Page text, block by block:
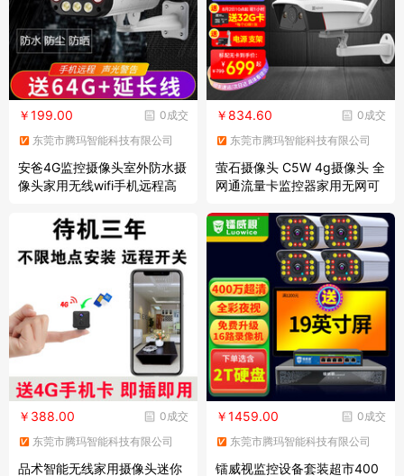
0成交
￥199.00
东莞市腾玛智能科技有限公司
安爸4G监控摄像头室外防水摄
像头家用无线wifi手机远程高
讲+全彩夜视】 活动送64G监
控专用高速卡
0成交
￥834.60
东莞市腾玛智能科技有限公司
萤石摄像头 C5W 4g摄像头 全
网通流量卡监控器家用无网可
线 【200万高清全彩】4mm
标配+32G卡
0成交
￥388.00
东莞市腾玛智能科技有限公司
品术智能无线家用摄像头迷你
0成交
￥1459.00
东莞市腾玛智能科技有限公司
镭威视监控设备套装超市400